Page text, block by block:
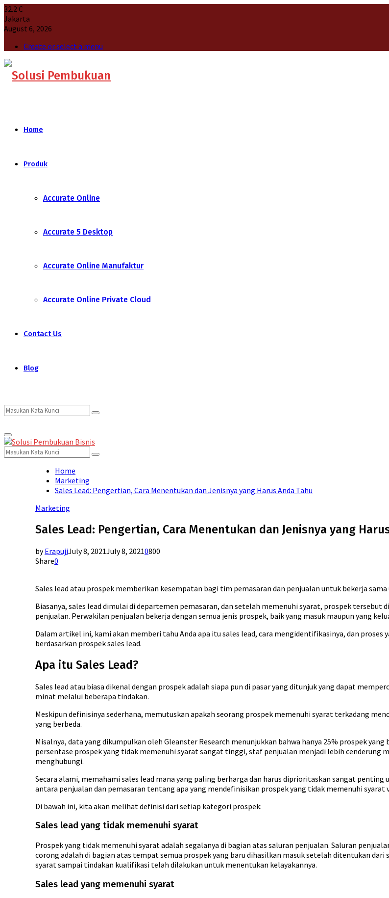
32.2C
Jakarta
August 6, 2026
Create or select a menu
Home
Produk
Accurate Online
Accurate 5 Desktop
Accurate Online Manufaktur
Accurate Online Private Cloud
Contact Us
Blog
Search
for:
Search
Primary
Menu
Search
for:
Search
Home
Marketing
Sales Lead: Pengertian, Cara Menentukan dan Jenisnya yang Harus Anda Tahu
Marketing
Sales Lead: Pengertian, Cara Menentukan dan Jenisnya yang
byErapujiJuly 8, 2021July 8, 20210800
Share0
Sales lead atau prospek memberikan kesempatan bagi tim pemasaran dan penjualan untuk bekerja
Biasanya, sales lead dimulai di departemen pemasaran, dan setelah memenuhi syarat, prospek tersebut
penjualan. Perwakilan penjualan bekerja dengan semua jenis prospek, baik yang masuk maupun yang
Dalam artikel ini, kami akan memberi tahu Anda apa itu sales lead, cara mengidentifikasinya, dan
berdasarkan prospek sales lead.
Apa itu Sales Lead?
Sales lead atau biasa dikenal dengan prospek adalah siapa pun di pasar yang ditunjuk yang dapat
minat melalui beberapa tindakan.
Meskipun definisinya sederhana, memutuskan apakah seorang prospek memenuhi syarat terkadang
yang berbeda.
Misalnya, data yang dikumpulkan oleh Gleanster Research menunjukkan bahwa hanya 25% prospek
persentase prospek yang tidak memenuhi syarat sangat tinggi, staf penjualan menjadi lebih cenderung
menghubungi.
Secara alami, memahami sales lead mana yang paling berharga dan harus diprioritaskan sangat
antara penjualan dan pemasaran tentang apa yang mendefinisikan prospek yang tidak memenuhi syarat
Di bawah ini, kita akan melihat definisi dari setiap kategori prospek:
Sales lead yang tidak memenuhi syarat
Prospek yang tidak memenuhi syarat adalah segalanya di bagian atas saluran penjualan. Saluran
corong adalah di bagian atas tempat semua prospek yang baru dihasilkan masuk setelah ditentukan
syarat sampai tindakan kualifikasi telah dilakukan untuk menentukan kelayakannya.
Sales lead yang memenuhi syarat